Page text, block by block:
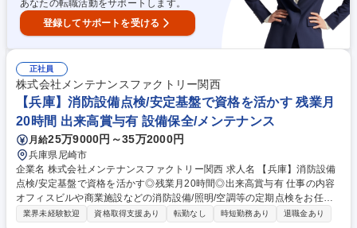
当社グループの業務全般 募集職種 ★【天王寺/営業】プライム上場/警察
官・消防士など公務員出身者活躍中！
あなたの転職活動をサポートします。
登録してサポートを受ける
正社員
株式会社メンテナンスファクトリー関西
【兵庫】消防設備点検/安定基盤で資格を活かす 残業月
20時間 出来高賞与有 設備保全/メンテナンス
月給25万9000円～35万2000円
兵庫県尼崎市
企業名 株式会社メンテナンスファクトリー関西 求人名 【兵庫】消防設備
点検/安定基盤で資格を活かす◎残業月20時間◎出来高賞与有 仕事の内容
オフィスビルや商業施設などの消防設備/照明/空調等の定期点検をお任せ
します。火災報知器/スプリンクラー/電灯など不具合があれば、自チーム
業界未経験歓迎 資格取得支援あり 転勤なし 時短勤務あり 退職金あり